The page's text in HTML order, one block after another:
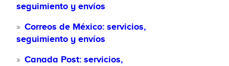
seguimiento y envíos
Correos de México: servicios,
seguimiento y envíos
Canada Post: servicios,